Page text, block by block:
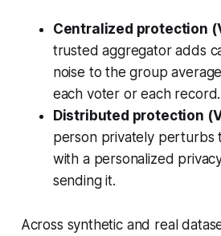
Centralized protection
trusted aggregator adds
noise to the group
each voter or each record.
Distributed protection
person privately perturbs
with a personalized
sending it.
Across synthetic and real